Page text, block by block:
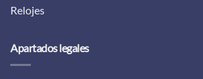
Relojes
Apartados legales